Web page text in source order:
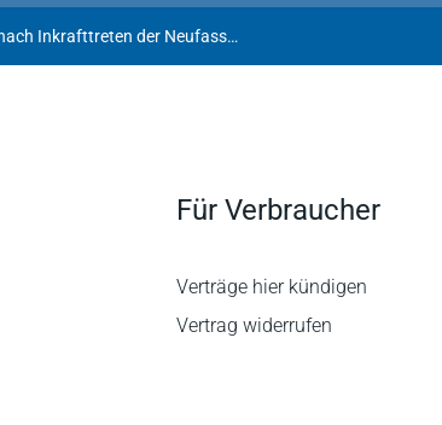
Berufung: Fristbeginn für Urteile nach Inkrafttreten der Neufassung des § 317 ZPO
Für Verbraucher
Verträge hier kündigen
Vertrag widerrufen